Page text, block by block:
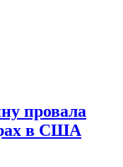
провала
в США